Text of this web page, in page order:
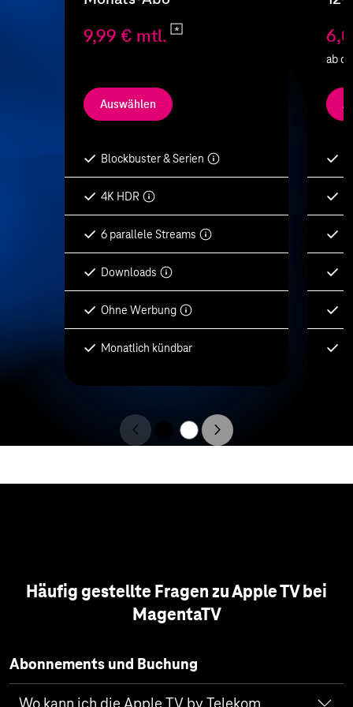
9,99 € mtl.
Auswählen
Blockbuster & Serien
4K HDR
6 parallele Streams
Downloads
Ohne Werbung
Monatlich kündbar
ab
Häufig gestellte Fragen zu Apple TV bei
MagentaTV
Abonnements und Buchung
Wo kann ich die Apple TV by Telekom